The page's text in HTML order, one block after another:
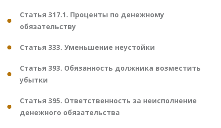
Статья 317.1. Проценты по денежному
обязательству
Статья 333. Уменьшение неустойки
Статья 393. Обязанность должника возместить
убытки
Статья 395. Ответственность за неисполнение
денежного обязательства